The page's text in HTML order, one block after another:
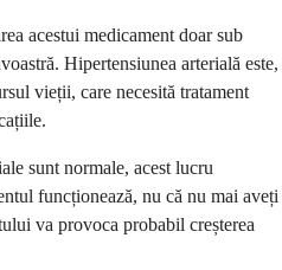
acestui medicament doar sub
Hipertensiunea arterială este,
vieții, care necesită tratament
sunt normale, acest lucru
funcționează, nu că nu mai aveți
va provoca probabil creșterea